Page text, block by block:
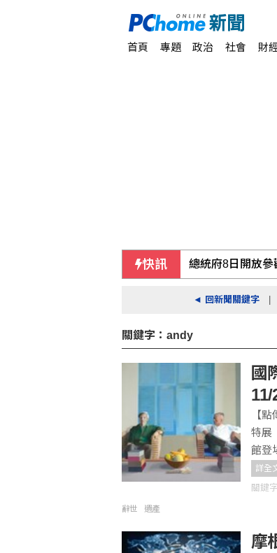
首頁 專題 政治 社會 財
快訊 總統府8日開放
美女律師誆陪鴻
獅隊屢遭完封
◄ 回新聞關鍵字|
關鍵字：andy
國
11/
【
特展
館登
詳全
關鍵
辭世 遺產
摩